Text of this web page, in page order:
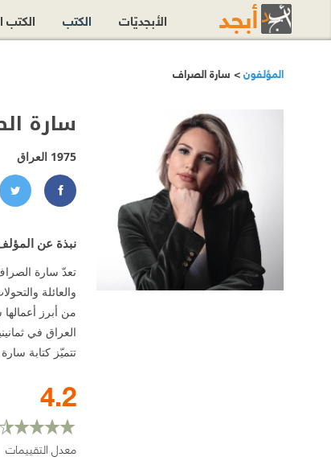
المؤلفون> سارة الصراف
سارة
1975 العراق
نبذة عن
تعدّ سارة
والعائلة
من أبرز
العراق في
تتميّز كتابة
4.2
معدل التقييمات
الأبجديّات الكتب الكتب